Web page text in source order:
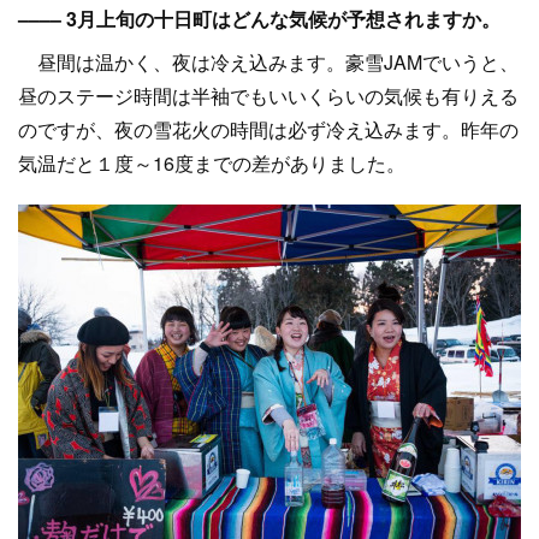
–––– 3月上旬の十日町はどんな気候が予想されますか。
昼間は温かく、夜は冷え込みます。豪雪JAMでいうと、
昼のステージ時間は半袖でもいいくらいの気候も有りえる
のですが、夜の雪花火の時間は必ず冷え込みます。昨年の
気温だと１度～16度までの差がありました。